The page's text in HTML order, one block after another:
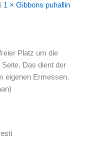
1 × Gibbons puhallin
Platz um die
Das dient der
eigenen Ermessen.